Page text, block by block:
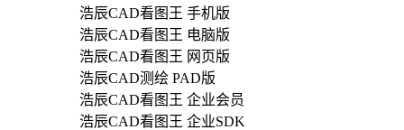
浩辰CAD看图王 手机版
浩辰CAD看图王 电脑版
浩辰CAD看图王 网页版
浩辰CAD测绘 PAD版
浩辰CAD看图王 企业会员
浩辰CAD看图王 企业SDK